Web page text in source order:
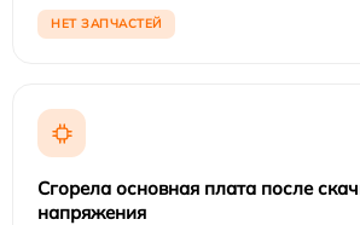
НЕТ ЗАПЧАСТЕЙ
Сгорела основная плата после
напряжения